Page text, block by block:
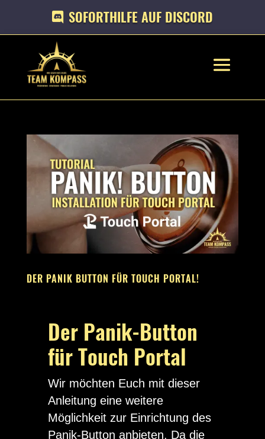
SOFORTHILFE AUF DISCORD
DER PANIK BUTTON FÜR TOUCH PORTAL!
Der Panik-Button
für Touch Portal
Wir möchten Euch mit dieser
Anleitung eine weitere
Möglichkeit zur Einrichtung des
Panik-Button anbieten. Da die